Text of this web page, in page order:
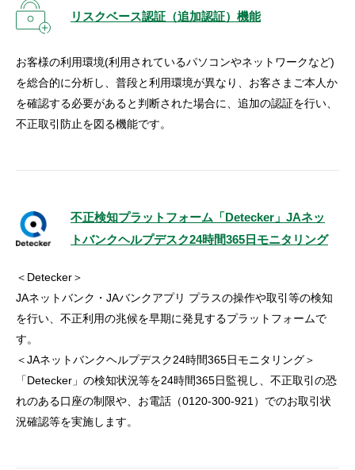
リスクベース認証（追加認証）機能
お客様の利用環境(利用されているパソコンやネットワークなど)
を総合的に分析し、普段と利用環境が異なり、お客さまご本人か
を確認する必要があると判断された場合に、追加の認証を行い、
不正取引防止を図る機能です。
不正検知プラットフォーム「Detecker」JAネッ
トバンクヘルプデスク24時間365日モニタリング
＜Detecker＞
JAネットバンク・JAバンクアプリ プラスの操作や取引等の検知
を行い、不正利用の兆候を早期に発見するプラットフォームで
す。
＜JAネットバンクヘルプデスク24時間365日モニタリング＞
「Detecker」の検知状況等を24時間365日監視し、不正取引の恐
れのある口座の制限や、お電話（0120-300-921）でのお取引状
況確認等を実施します。